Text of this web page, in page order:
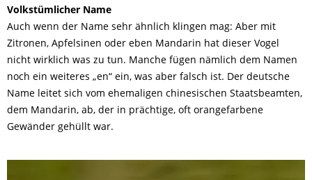
Volkstümlicher Name
Auch wenn der Name sehr ähnlich klingen mag: Aber mit
Zitronen, Apfelsinen oder eben Mandarin hat dieser Vogel
nicht wirklich was zu tun. Manche fügen nämlich dem Namen
noch ein weiteres „en“ ein, was aber falsch ist. Der deutsche
Name leitet sich vom ehemaligen chinesischen Staatsbeamten,
dem Mandarin, ab, der in prächtige, oft orangefarbene
Gewänder gehüllt war.